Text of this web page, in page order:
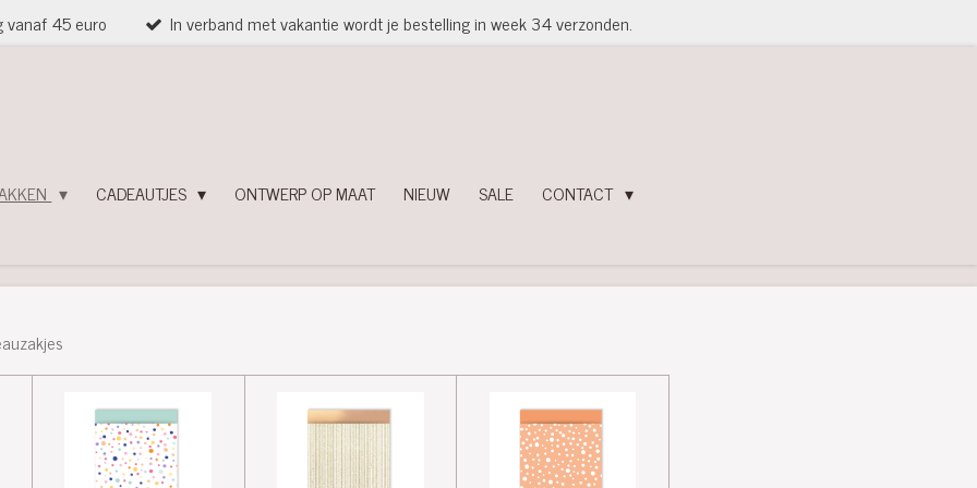
vanaf 45 euro In verband met vakantie wordt je bestelling in week 34 verzonden.
CADEAUTJES ONTWERP OP MAAT NIEUW SALE CONTACT